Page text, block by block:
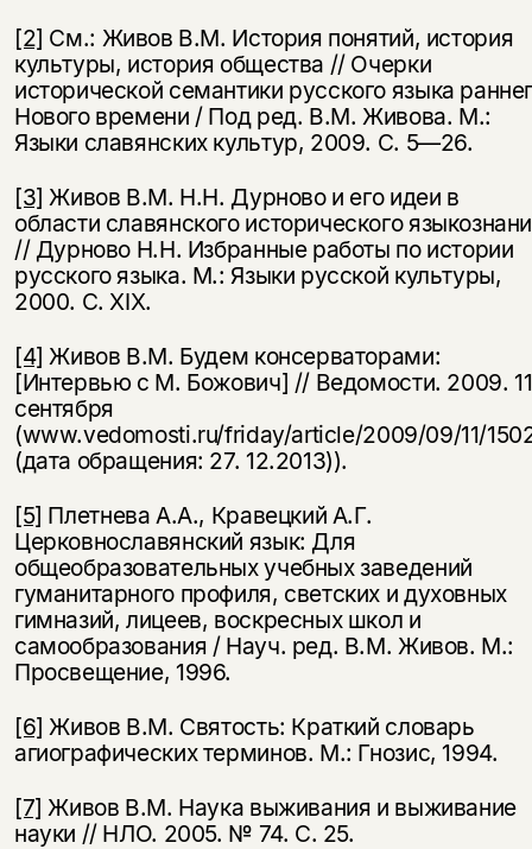
[2] См.: Живов В.М. История понятий, история
культуры, ис­тория общества // Очерки
исторической семантики рус­ского языка
Нового времени / Под ред. В.М. Жи­вова. М.:
Языки славянских культур, 2009. С. 5—26.
[3] Живов В.М. Н.Н. Дурново и его идеи в
области славянско­го исторического
// Дурново Н.Н. Избран­ные работы по истории
русского языка. М.: Языки русской культуры,
2000. С. XIX.
[4] Живов В.М. Будем консерваторами:
[Интервью с М. Божович] // Ведомости. 2009. 11
сентября
(www.vedomosti.ru/friday/article/2009/09/11/
(дата обращения: 27. 12.2013)).
[5] Плетнева А.А., Кравецкий А.Г.
Церковнославянский язык: Для
общеобразовательных учебных заведений
гуманитар­ного профиля, светских и духовных
гимназий, лицеев, вос­кресных школ и
самообразования / Науч. ред. В.М. Живов. М.:
Просвещение, 1996.
[6] Живов В.М. Святость: Краткий словарь
агиографических терминов. М.: Гнозис, 1994.
[7] Живов В.М. Наука выживания и выживание
науки // НЛО. 2005. № 74. С. 25.